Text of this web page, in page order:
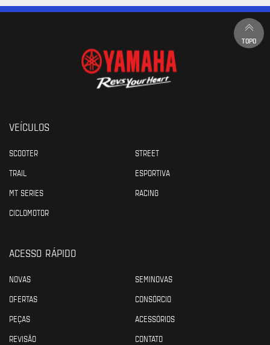
TOPO
VEÍCULOS
SCOOTER
STREET
TRAIL
ESPORTIVA
MT SERIES
RACING
CICLOMOTOR
ACESSO RÁPIDO
NOVAS
SEMINOVAS
OFERTAS
CONSÓRCIO
PEÇAS
ACESSÓRIOS
REVISÃO
CONTATO